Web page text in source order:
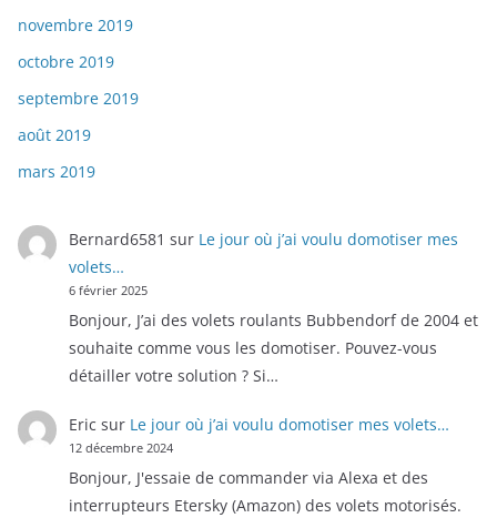
novembre 2019
octobre 2019
septembre 2019
août 2019
mars 2019
Bernard6581 sur Le jour où j’ai voulu domotiser mes
volets…
6 février 2025
Bonjour, J’ai des volets roulants Bubbendorf de 2004 et
souhaite comme vous les domotiser. Pouvez-vous
détailler votre solution ? Si…
Eric sur Le jour où j’ai voulu domotiser mes volets…
12 décembre 2024
Bonjour, J'essaie de commander via Alexa et des
interrupteurs Etersky (Amazon) des volets motorisés.